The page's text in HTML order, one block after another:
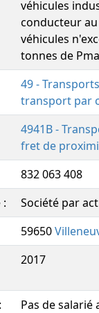
véhicules
conducteur
véhicules
tonnes de Pma
49 -
transport par
4941B -
fret de
832 063 408
Société par
59650
2017
Pas de salarié